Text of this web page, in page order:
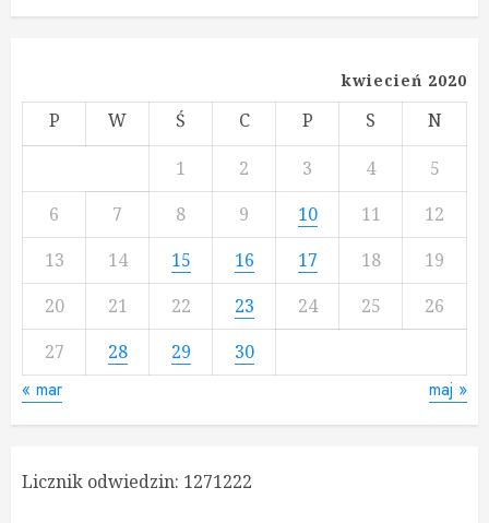
kwiecień 2020
P W Ś C P S
N
1
2 3 4
5
6
7 8 9 10 11
12
13
14 15 16 17 18
19
20
21 22 23 24 25
26
27
28 29 30
« mar maj »
Licznik odwiedzin: 1271222